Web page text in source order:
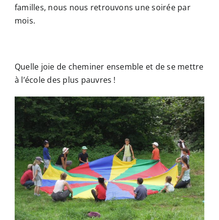
familles, nous nous retrouvons une soirée par
mois.
Quelle joie de cheminer ensemble et de se mettre
à l’école des plus pauvres !